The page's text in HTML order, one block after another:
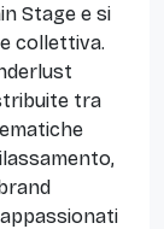
Stage e si
collettiva.
tra